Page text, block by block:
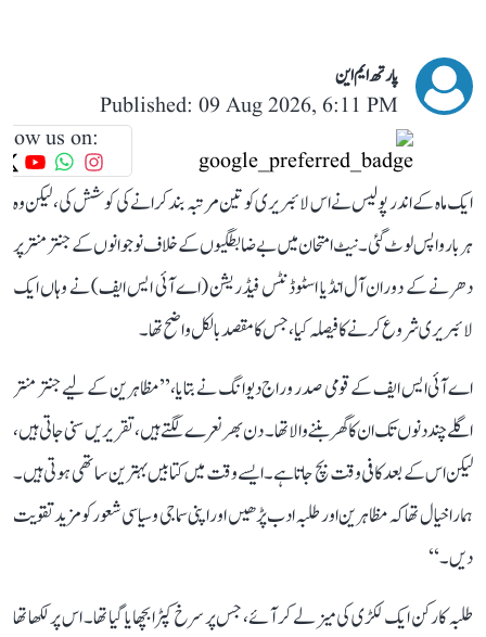
پارتھ ایم این
Published: 09 Aug 2026, 6:11 PM
us on:
ایک ماہ کے اندر پولیس نے اس لائبریری کو تین مرتبہ بند کرانے کی کوشش کی، لیکن وہ
ہر بار واپس لوٹ گئی۔ نیٹ امتحان میں بے ضابطگیوں کے خلاف نوجوانوں کے جنتر منتر پر
دھرنے کے دوران آل انڈیا اسٹوڈنٹس فیڈریشن (اے آئی ایس ایف) نے وہاں ایک
لائبریری شروع کرنے کا فیصلہ کیا، جس کا مقصد بالکل واضح تھا۔
اے آئی ایس ایف کے قومی صدر وراج دیوانگ نے بتایا، ’’مظاہرین کے لیے جنتر منتر
اگلے چند دنوں تک ان کا گھر بننے والا تھا۔ دن بھر نعرے لگتے ہیں، تقریریں سنی جاتی ہیں،
لیکن اس کے بعد کافی وقت بچ جاتا ہے۔ ایسے وقت میں کتابیں بہترین ساتھی ہوتی ہیں۔
ہمارا خیال تھا کہ مظاہرین اور طلبہ ادب پڑھیں اور اپنی سماجی و سیاسی شعور کو مزید تقویت
دیں۔‘‘
طلبہ کارکن ایک لکڑی کی میز لے کر آئے، جس پر سرخ کپڑا بچھایا گیا تھا۔ اس پر لکھا تھا